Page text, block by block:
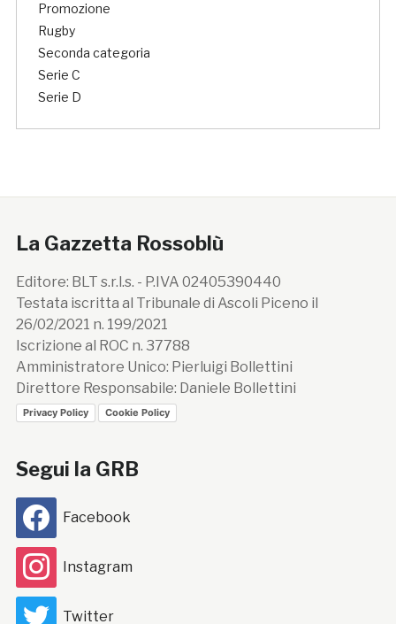
Promozione
Rugby
Seconda categoria
Serie C
Serie D
La Gazzetta Rossoblù
Editore: BLT s.r.l.s. - P.IVA 02405390440
Testata iscritta al Tribunale di Ascoli Piceno il
26/02/2021 n. 199/2021
Iscrizione al ROC n. 37788
Amministratore Unico: Pierluigi Bollettini
Direttore Responsabile: Daniele Bollettini
Privacy Policy Cookie Policy
Segui la GRB
Facebook
Instagram
Twitter